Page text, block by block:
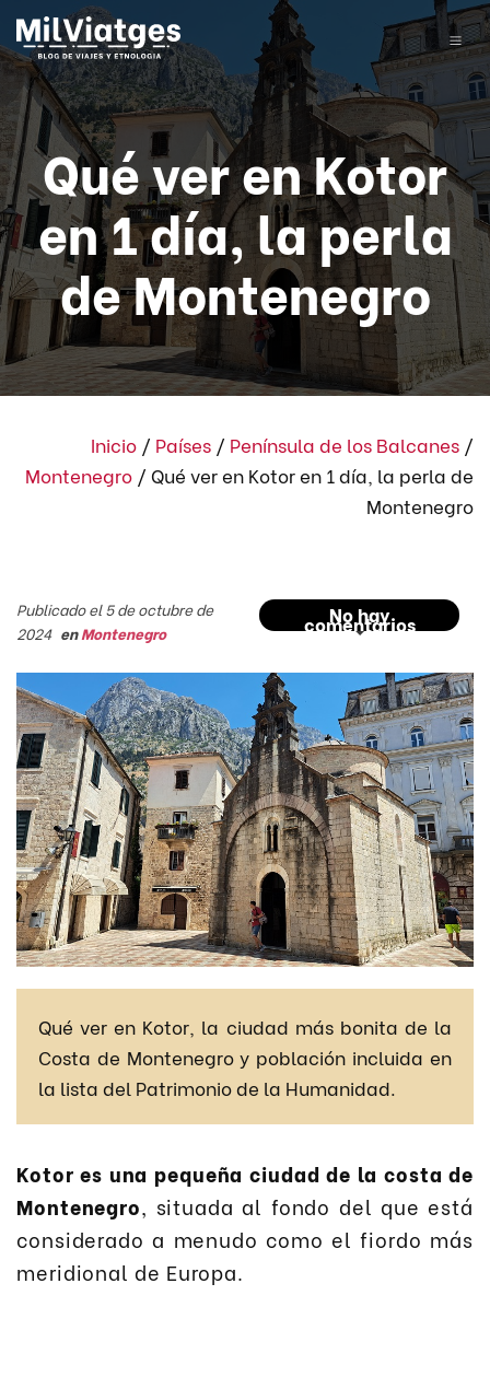
Qué ver en Kotor
en 1 día, la perla
de Montenegro
Inicio / Países / Península de los Balcanes /
Montenegro / Qué ver en Kotor en 1 día, la perla de
Montenegro
No hay
comentarios
Publicado el 5 de octubre de
2024 enMontenegro
Qué ver en Kotor, la ciudad más bonita de la
Costa de Montenegro y población incluida en
la lista del Patrimonio de la Humanidad.
Kotor es una pequeña ciudad de la costa de
Montenegro, situada al fondo del que está
considerado a menudo como el fiordo más
meridional de Europa.